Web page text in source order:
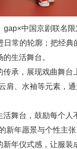
gap×中国京剧联名
常的轮廓；把经
生活舞台。
传承，展现戏曲舞
肩、水袖等元素，
活舞台，鼓励每个
新年愿景与个性主
新年仪式感，让服